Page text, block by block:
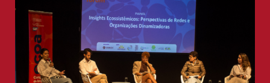
de 2025, accediendo a beneficios exclusivos como
reportes personalizados y descuentos en eventos.